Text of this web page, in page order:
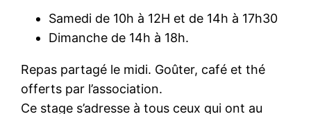
Samedi de 10h à 12H et de 14h à 17h30
Dimanche de 14h à 18h.
Repas partagé le midi. Goûter, café et thé
offerts par l’association.
Ce stage s’adresse à tous ceux qui ont au